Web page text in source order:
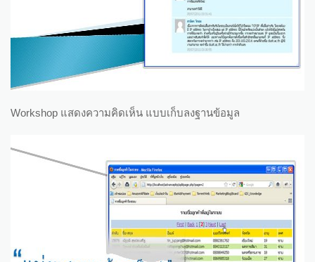
Workshop แสดงความคิดเห็น แบบเก็บลงฐานข้อมูล